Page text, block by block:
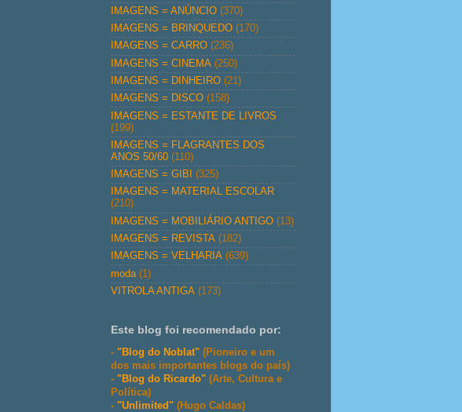
IMAGENS = ANÚNCIO (370)
IMAGENS = BRINQUEDO (170)
IMAGENS = CARRO (236)
IMAGENS = CINEMA (250)
IMAGENS = DINHEIRO (21)
IMAGENS = DISCO (158)
IMAGENS = ESTANTE DE LIVROS
(199)
IMAGENS = FLAGRANTES DOS
ANOS 50/60 (110)
IMAGENS = GIBI
(325)
IMAGENS = MATERIAL ESCOLAR
(210)
IMAGENS = MOBILIÁRIO ANTIGO (13)
IMAGENS = REVISTA (182)
IMAGENS = VELHARIA (639)
moda (1)
VITROLA ANTIGA (173)
Este blog foi recomendado por:
- "Blog do Noblat" (Pioneiro e um
dos mais importantes blogs do país)
- "Blog do Ricardo" (Arte, Cultura e
Política)
- "Unlimited" (Hugo Caldas)